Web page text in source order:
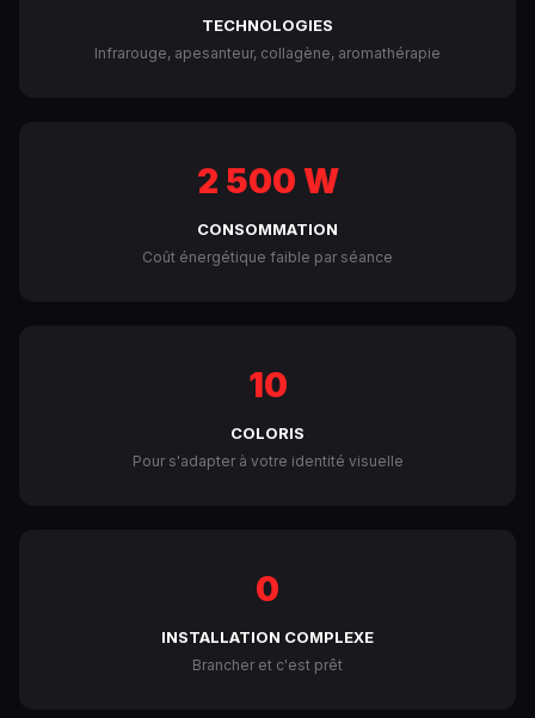
TECHNOLOGIES
Infrarouge, apesanteur, collagène, aromathérapie
2 500 W
CONSOMMATION
Coût énergétique faible par séance
10
COLORIS
Pour s'adapter à votre identité visuelle
0
INSTALLATION COMPLEXE
Brancher et c'est prêt